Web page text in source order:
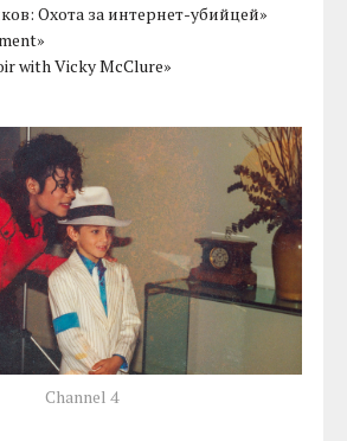
Охота за интернет-убийцей»
with Vicky McClure»
Channel 4